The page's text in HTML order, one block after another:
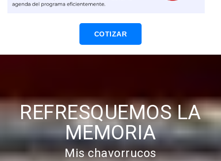
COTIZAR
REFRESQUEMOS LA
MEMORIA
Mis chavorrucos